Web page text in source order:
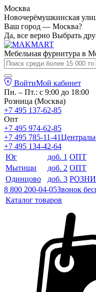
Москва
Новочерёмушкинская
Ваш город — Москва?
Да, все верно Выбрать
Мебельная фурнитура в
ВойтиМой кабинет
Пн. – Пт.: с 9:00 до 18:00
Розница (Москва)
+7 495 137-62-85
Опт
+7 495 974-62-85
+7 495 785-11-41
+7 495 134-42-64
Юг
доб. 1 ОПТ
Мытищи
доб. 2 ОПТ
Одинцово
доб. 3
8 800 200-04-05Звонок
Каталог товаров